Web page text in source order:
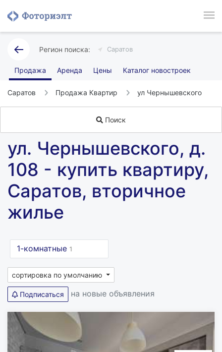
Саратов
Продажа Аренда Цены Каталог новостроек
Саратов Продажа Квартир ул Чернышевского
Поиск
ул. Чернышевского, д.
108 - купить квартиру,
Саратов, вторичное
жилье
1-комнатные 1
сортировка по умолчанию
Подписаться на новые объявления